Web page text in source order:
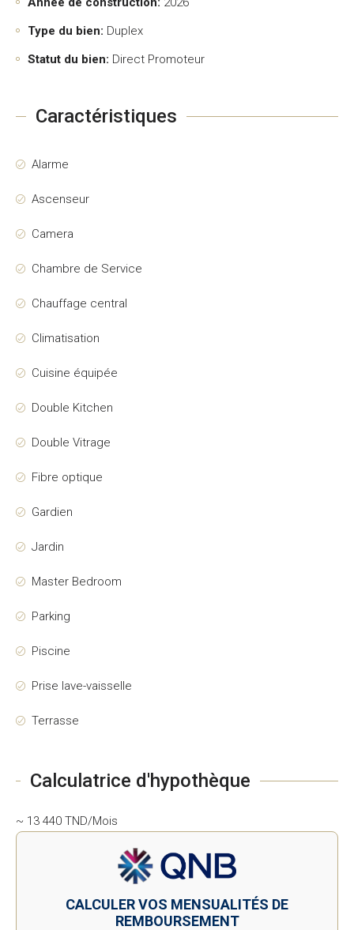
Type du bien: Duplex
Statut du bien: Direct Promoteur
Caractéristiques
Alarme
Ascenseur
Camera
Chambre de Service
Chauffage central
Climatisation
Cuisine équipée
Double Kitchen
Double Vitrage
Fibre optique
Gardien
Jardin
Master Bedroom
Parking
Piscine
Prise lave-vaisselle
Terrasse
Calculatrice d'hypothèque
~ 13 440 TND/Mois
CALCULER VOS MENSUALITÉS DE
REMBOURSEMENT